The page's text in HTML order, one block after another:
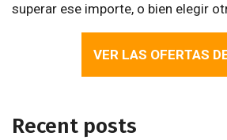
superar ese importe, o bien elegir
VER LAS OFERTAS
Recent posts